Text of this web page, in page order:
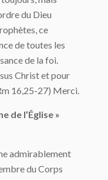
du Dieu
ce
de toutes les
de la foi.
Christ et pour
16,25-27) Merci.
de l’Église »
admirablement
du Corps